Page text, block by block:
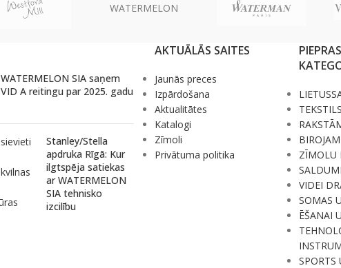
WATERMELON
WATERMELON SIA saņem
VID A reitingu par 2025. gadu
Stanley/Stella
apdruka Rīgā: Kur
ilgtspēja satiekas
ar WATERMELON
SIA tehnisko
izcilību
AKTUĀLĀS SAITES
Jaunās preces
Izpārdošana
Aktualitātes
Katalogi
Zīmoli
Privātuma politika
TEKSTILS
BIROJAM
ZĪMOLU
SALDUMI
VIDEI
SOMAS
ĒŠANAI
SPORTS